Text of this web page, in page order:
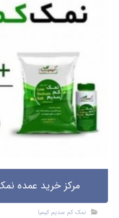
مرکز خرید عمده
نمک کم سدیم کیمیا